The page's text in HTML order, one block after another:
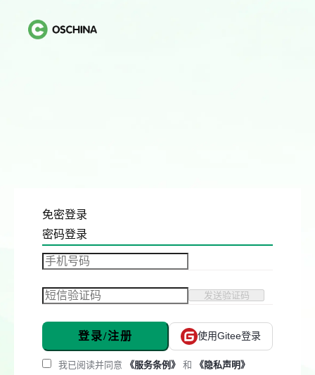
免密登录
密码登录
发送验证码
登录/注册 使用Gitee登录
我已阅读并同意 《服务条例》 和 《隐私声明》